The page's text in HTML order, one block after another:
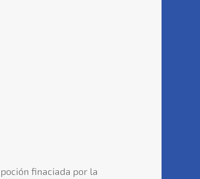
finaciada por la